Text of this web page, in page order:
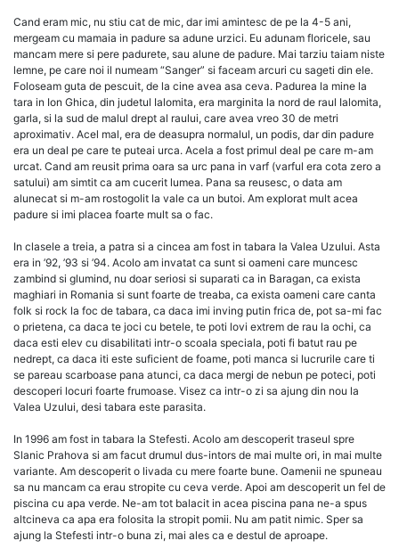
Cand eram mic, nu stiu cat de mic, dar imi amintesc de pe la 4-5 ani,
mergeam cu mamaia in padure sa adune urzici. Eu adunam floricele, sau
mancam mere si pere padurete, sau alune de padure. Mai tarziu taiam niste
lemne, pe care noi il numeam “Sanger” si faceam arcuri cu sageti din ele.
Foloseam guta de pescuit, de la cine avea asa ceva. Padurea la mine la
tara in Ion Ghica, din judetul Ialomita, era marginita la nord de raul Ialomita,
garla, si la sud de malul drept al raului, care avea vreo 30 de metri
aproximativ. Acel mal, era de deasupra normalul, un podis, dar din padure
era un deal pe care te puteai urca. Acela a fost primul deal pe care m-am
urcat. Cand am reusit prima oara sa urc pana in varf (varful era cota zero a
satului) am simtit ca am cucerit lumea. Pana sa reusesc, o data am
alunecat si m-am rostogolit la vale ca un butoi. Am explorat mult acea
padure si imi placea foarte mult sa o fac.
In clasele a treia, a patra si a cincea am fost in tabara la Valea Uzului. Asta
era in ’92, ’93 si ’94. Acolo am invatat ca sunt si oameni care muncesc
zambind si glumind, nu doar seriosi si suparati ca in Baragan, ca exista
maghiari in Romania si sunt foarte de treaba, ca exista oameni care canta
folk si rock la foc de tabara, ca daca imi inving putin frica de, pot sa-mi fac
o prietena, ca daca te joci cu betele, te poti lovi extrem de rau la ochi, ca
daca esti elev cu disabilitati intr-o scoala speciala, poti fi batut rau pe
nedrept, ca daca iti este suficient de foame, poti manca si lucrurile care ti
se pareau scarboase pana atunci, ca daca mergi de nebun pe poteci, poti
descoperi locuri foarte frumoase. Visez ca intr-o zi sa ajung din nou la
Valea Uzului, desi tabara este parasita.
In 1996 am fost in tabara la Stefesti. Acolo am descoperit traseul spre
Slanic Prahova si am facut drumul dus-intors de mai multe ori, in mai multe
variante. Am descoperit o livada cu mere foarte bune. Oamenii ne spuneau
sa nu mancam ca erau stropite cu ceva verde. Apoi am descoperit un fel de
piscina cu apa verde. Ne-am tot balacit in acea piscina pana ne-a spus
altcineva ca apa era folosita la stropit pomii. Nu am patit nimic. Sper sa
ajung la Stefesti intr-o buna zi, mai ales ca e destul de aproape.